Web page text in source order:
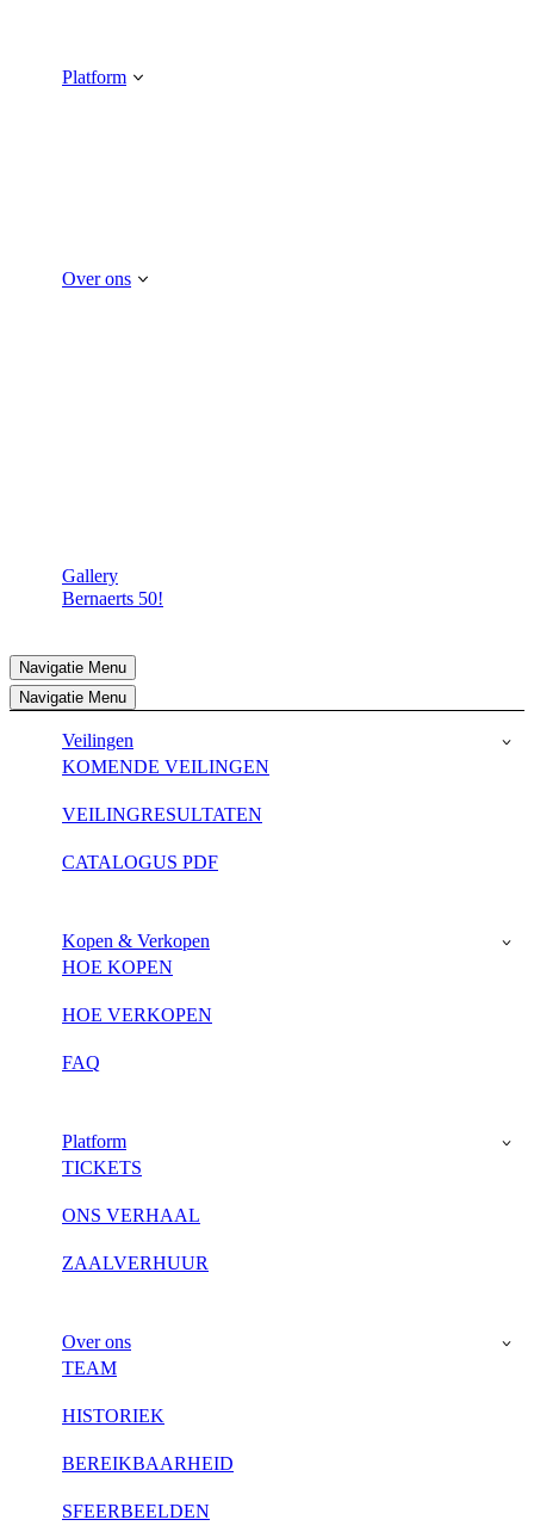
Platform
Over ons
Gallery
Bernaerts 50!
Navigatie Menu
Navigatie Menu
Veilingen
KOMENDE VEILINGEN
VEILINGRESULTATEN
CATALOGUS PDF
Kopen & Verkopen
HOE KOPEN
HOE VERKOPEN
FAQ
Platform
TICKETS
ONS VERHAAL
ZAALVERHUUR
Over ons
TEAM
HISTORIEK
BEREIKBAARHEID
SFEERBEELDEN